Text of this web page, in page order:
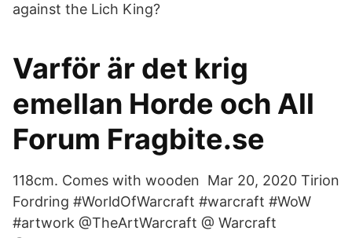
against the Lich King?
Varför är det krig
emellan Horde och All
Forum Fragbite.se
118cm. Comes with wooden Mar 20, 2020 Tirion
Fordring #WorldOfWarcraft #warcraft #WoW
#artwork @TheArtWarcraft @ Warcraft